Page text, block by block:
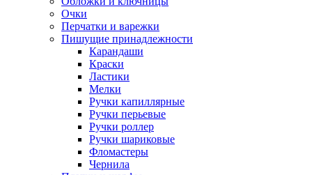
Очки
Перчатки и варежки
Пишущие принадлежности
Карандаши
Краски
Ластики
Мелки
Ручки капиллярные
Ручки перьевые
Ручки роллер
Ручки шариковые
Фломастеры
Чернила